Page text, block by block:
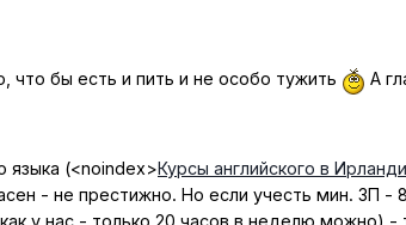
что бы есть и пить и не особо тужить А
языка (<noindex>Курсы английского в
- не престижно. Но если учесть мин. ЗП -